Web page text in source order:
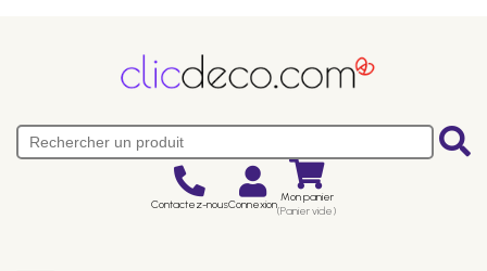
Contactez-nousConnexion Mon panier
(Panier vide)